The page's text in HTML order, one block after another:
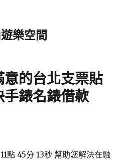
樂空間
的台北支票貼
錶名錶借款
點 45分 13秒 幫助您解決在融